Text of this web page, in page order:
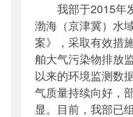
我部于2015年
渤海（京津冀）水
案》，采取有效措
舶大气污染物排放
以来的环境监测数
气质量持续向好，
显。目前，我部已